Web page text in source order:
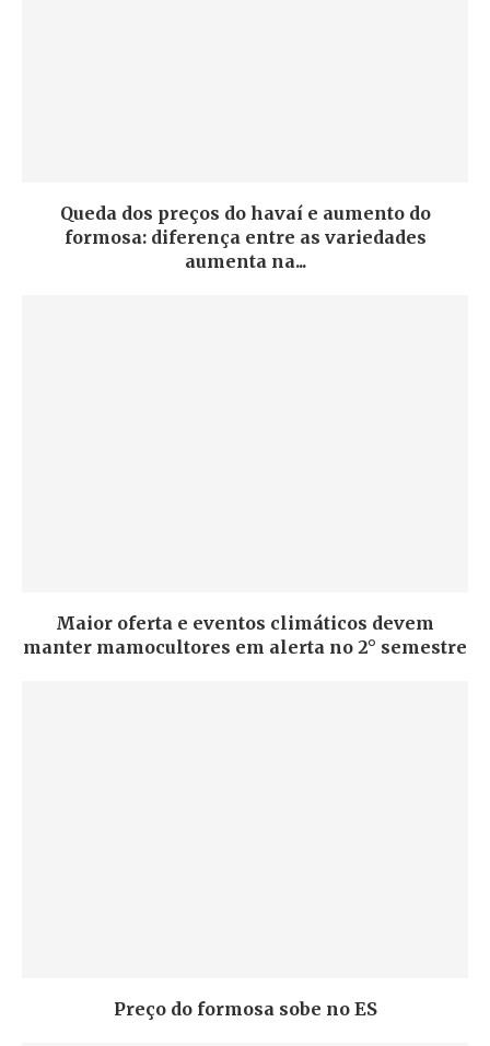
Queda dos preços do havaí e aumento do
formosa: diferença entre as variedades
aumenta na...
Maior oferta e eventos climáticos devem
manter mamocultores em alerta no 2° semestre
Preço do formosa sobe no ES